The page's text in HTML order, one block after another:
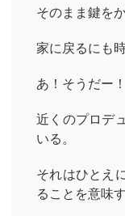
そのまま鍵を
家に戻るにも
あ！そうだー！
近くのプロデ
いる。
それはひとえ
ることを意味す